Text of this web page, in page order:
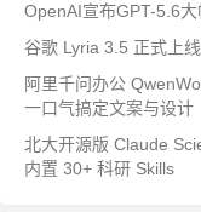
OpenAI宣布GPT-5.6
谷歌 Lyria 3.5 正式上
阿里千问办公
一口气搞定文案与设计
北大开源版 Claude
内置 30+ 科研 Skills